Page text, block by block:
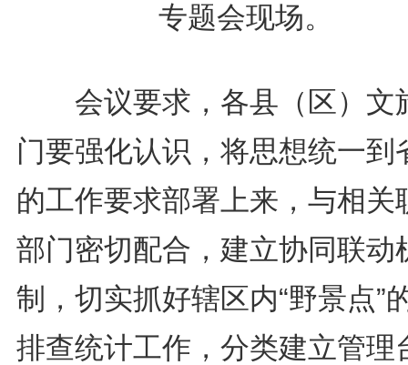
专题会现场。
会议要求，各县（区）文
门要强化认识，将思想统一到
的工作要求部署上来，与相关
部门密切配合，建立协同联动
制，切实抓好辖区内“野景点”
排查统计工作，分类建立管理